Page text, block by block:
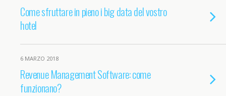
Come sfruttare in pieno i big data del vostro
hotel
6 MARZO 2018
Revenue Management Software: come
funzionano?